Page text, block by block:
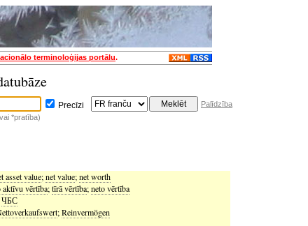
terminoloģijas portālu.
Precīzi
Palīdzība
*pratība)
asset value;net value;net worth
aktīvu vērtība;tīrā vērtība;neto vērtība
ЧБС
;Reinvermögen